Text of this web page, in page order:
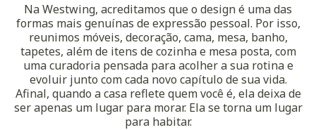
Na Westwing, acreditamos que o design é uma das
formas mais genuínas de expressão pessoal. Por isso,
reunimos móveis, decoração, cama, mesa, banho,
tapetes, além de itens de cozinha e mesa posta, com
uma curadoria pensada para acolher a sua rotina e
evoluir junto com cada novo capítulo de sua vida.
Afinal, quando a casa reflete quem você é, ela deixa de
ser apenas um lugar para morar. Ela se torna um lugar
para habitar.